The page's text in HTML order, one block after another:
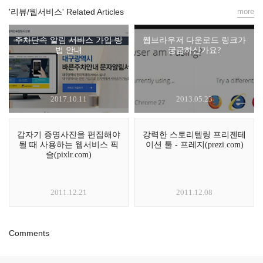
'리뷰/웹서비스' Related Articles
주차단속 알림 서비스 가입 방
법 안내
2017.10.11
웹브라우저 다운로드 링크가
궁금하신가요?
2013.05.23
갑자기 증명사진을 편집해야
될 때 사용하는 웹서비스 픽
슬(pixlr.com)
2011.12.21
강력한 스토리텔링 프리젠테
이션 툴 - 프레지(prezi.com)
2011.12.08
more
Comments